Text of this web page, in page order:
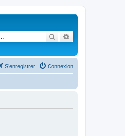
Rechercher
Connexion
S’enregistrer